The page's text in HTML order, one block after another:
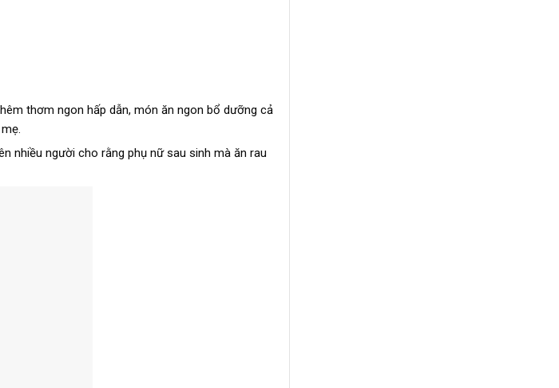
thơm ngon hấp dẫn, món ăn ngon bổ dưỡng cả
nhiều người cho rằng phụ nữ sau sinh mà ăn rau